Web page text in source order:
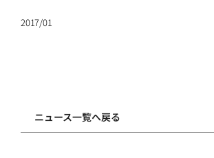
2017/01
ニュース一覧へ戻る